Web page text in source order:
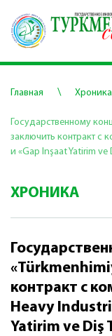
Главная \ Хроника
Государственному
заключить контракт с
и «Gap Inşaat Yatirim
ХРОНИКА
контракт с
Heavy
Yatirim ve Diş